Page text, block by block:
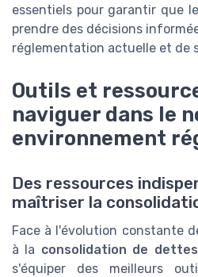
essentiels pour garantir que
prendre des décisions
réglementation actuelle et de
Outils et
naviguer dans le
environnement
Des ressources
maîtriser la
Face à l'évolution constante
à la consolidation de dettes
s'équiper des meilleurs